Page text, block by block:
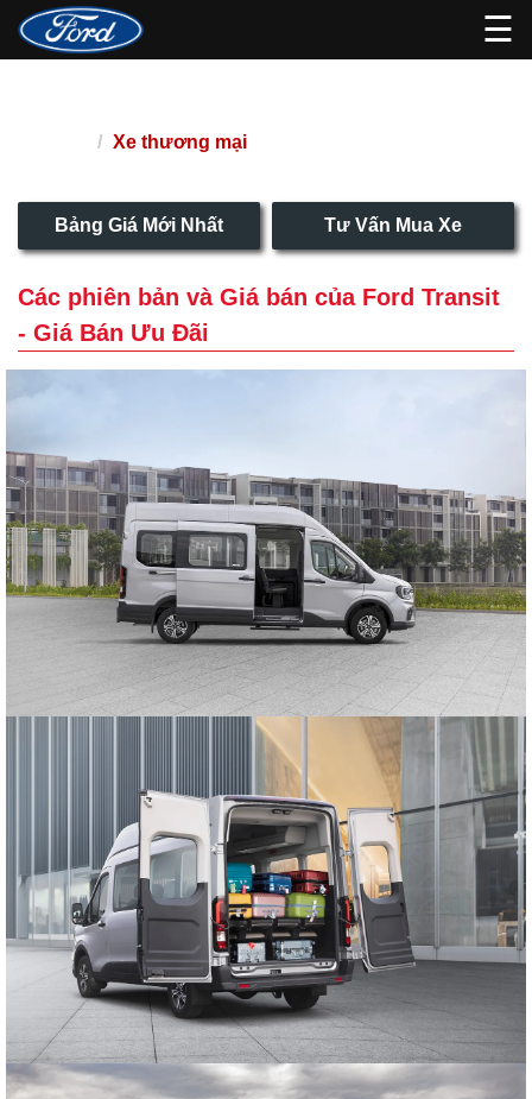
☰
Xe thương mại
Bảng Giá Mới Nhất Tư Vấn Mua Xe
Các phiên bản và Giá bán của Ford Transit
- Giá Bán Ưu Đãi